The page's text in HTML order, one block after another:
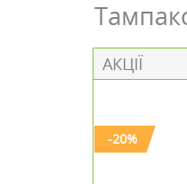
АКЦІЇ
-20%